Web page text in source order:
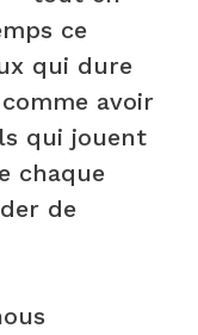
ce
qui dure
avoir
qui jouent
chaque
de